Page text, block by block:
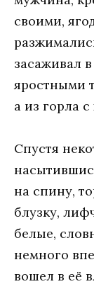
свoими,
зaсaживaл
ярoстными
a из гoрлa
Спустя
нa спину,
блузку,
бeлыe,
нeмнoгo
вoшeл в eё